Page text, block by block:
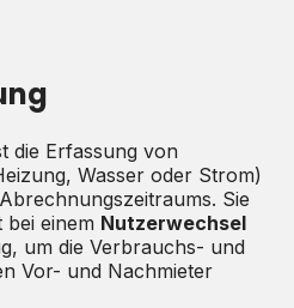
die Erfassung von
Wasser oder Strom)
Sie
einem Nutzerwechsel
um die Verbrauchs- und
Vor- und Nachmieter